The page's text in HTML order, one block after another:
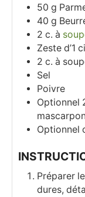
50 g
40 g
2 c. à
Zeste d’1
2 c. à
Sel
Poivre
Optionnel
Optionnel
Préparer
dures,